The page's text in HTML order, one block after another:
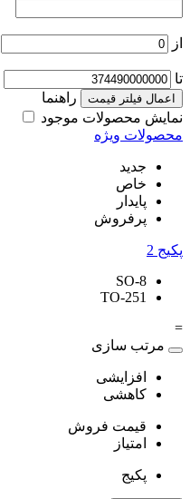
از
تا
اعمال فیلتر قیمت
راهنما
نمایش محصولات موجود
محصولات ویژه
جدید
خاص
پایدار
پرفروش
پکیج 2
SO-8
TO-251
=
مرتب سازی
افزایشی
کاهشی
قیمت فروش
امتیاز
پکیج